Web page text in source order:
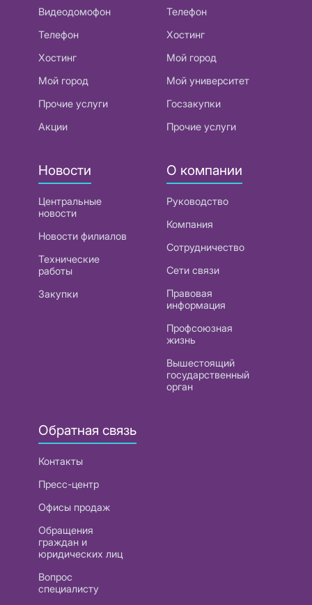
Видеодомофон
Телефон
Хостинг
Мой город
Прочие услуги
Акции
Телефон
Хостинг
Мой город
Мой университет
Госзакупки
Прочие услуги
Новости
Центральные
новости
Новости филиалов
Технические
работы
Закупки
О компании
Руководство
Компания
Сотрудничество
Сети связи
Правовая
информация
Профсоюзная
жизнь
Вышестоящий
государственный
орган
Обратная связь
Контакты
Пресс-центр
Офисы продаж
Обращения
граждан и
юридических лиц
Вопрос
специалисту